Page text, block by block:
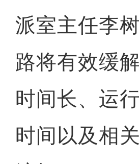
派室主任李
路将有效缓
时间长、运
时间以及相